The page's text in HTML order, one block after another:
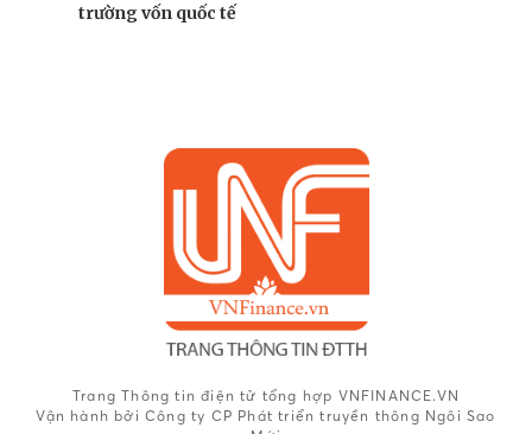
trường vốn quốc tế
Trang Thông tin điện tử tổng hợp VNFINANCE.VN
Vận hành bởi Công ty CP Phát triển truyền thông Ngôi Sao